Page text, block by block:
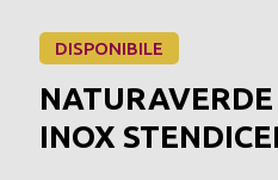
DISPONIBILE
INOX